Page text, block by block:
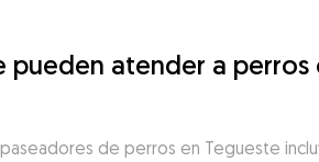
pueden atender a
de perros en Tegueste